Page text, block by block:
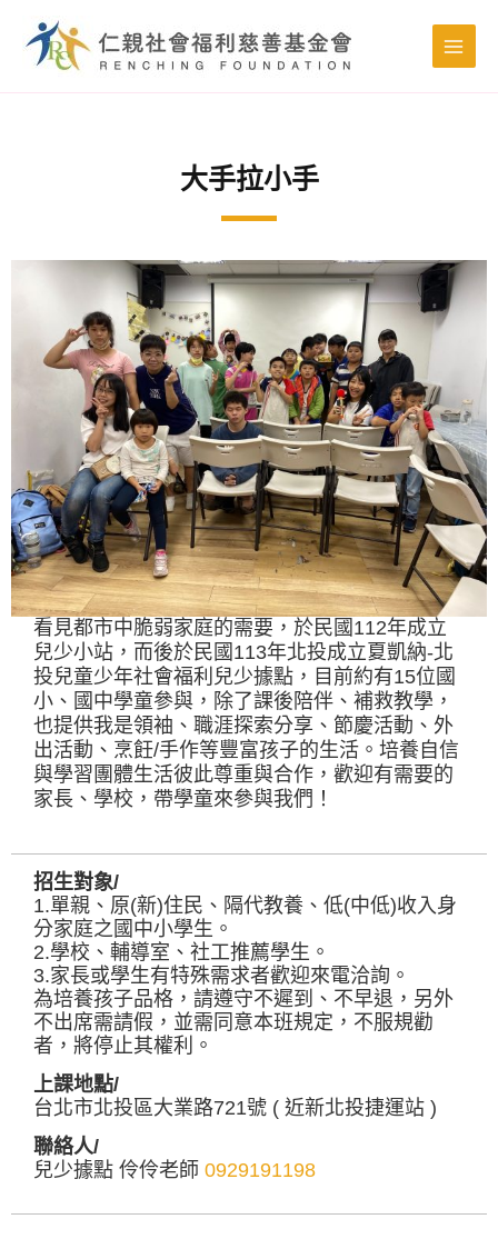
MAIN
MENU
大手拉小手
看見都市中脆弱家庭的需要，於民國112年成立
兒少小站，而後於民國113年北投成立夏凱納-北
投兒童少年社會福利兒少據點， 目前約有15位國
小、國中學童參與，除了課後陪伴、補救教學，
也提供我是領袖、職涯探索分享、節慶活動、外
出活動、烹飪/手作等豐富孩子的生活。培養自信
與學習團體生活彼此尊重與合作，歡迎有需要的
家長、學校，帶學童來參與我們！
招生對象/
1.單親、原(新)住民、隔代教養、低(中低)收入身
分家庭之國中小學生。
2.學校、輔導室、社工推薦學生。
3.家長或學生有特殊需求者歡迎來電洽詢。
為培養孩子品格，請遵守不遲到、不早退，另外
不出席需請假，並需同意本班規定，不服規勸
者，將停止其權利。
上課地點/
台北市北投區大業路721號 ( 近新北投捷運站 )
聯絡人/
兒少據點 伶伶老師 0929191198